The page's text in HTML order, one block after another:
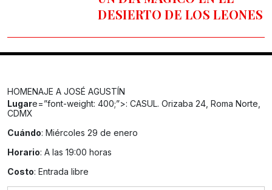
DESIERTO DE LOS LEONES
HOMENAJE A JOSÉ AGUSTÍN
Lugare=”font-weight: 400;”>: CASUL. Orizaba 24, Roma Norte,
CDMX
Cuándo: Miércoles 29 de enero
Horario: A las 19:00 horas
Costo: Entrada libre